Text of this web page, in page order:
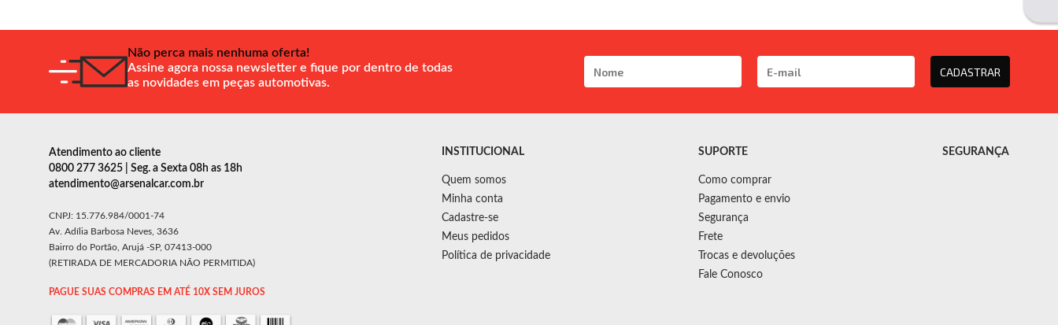
Não perca mais nenhuma oferta!
Assine agora nossa newsletter e fique por dentro de todas
as novidades em peças automotivas.
CADASTRAR
Atendimento ao cliente
0800 277 3625 | Seg. a Sexta 08h as 18h
atendimento@arsenalcar.com.br
CNPJ: 15.776.984/0001-74
Av. Adília Barbosa Neves, 3636
Bairro do Portão, Arujá -SP, 07413-000
(RETIRADA DE MERCADORIA NÃO PERMITIDA)
PAGUE SUAS COMPRAS EM ATÉ 10X SEM JUROS
INSTITUCIONAL
Quem somos
Minha conta
Cadastre-se
Meus pedidos
Política de privacidade
SUPORTE
Como comprar
Pagamento e envio
Segurança
Frete
Trocas e devoluções
Fale Conosco
SEGURANÇA